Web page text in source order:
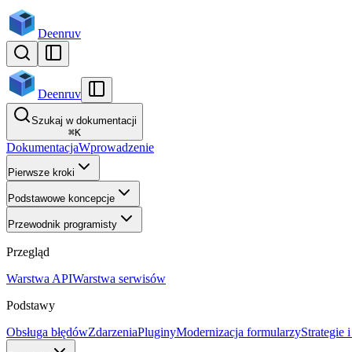
Deenruv
Deenruv
Szukaj w dokumentacji
⌘K
DokumentacjaWprowadzenie
Pierwsze kroki
Podstawowe koncepcje
Przewodnik programisty
Przegląd
Warstwa APIWarstwa serwisów
Podstawy
Obsługa błędówZdarzeniaPluginyModernizacja formularzyStrategie